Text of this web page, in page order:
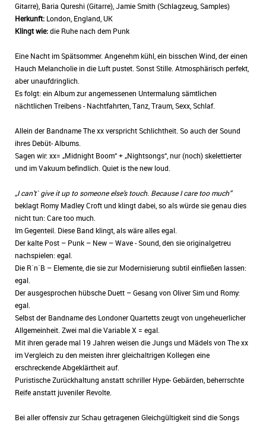
Gitarre), Baria Qureshi (Gitarre), Jamie Smith (Schlagzeug, Samples)
Herkunft: London, England, UK
Klingt wie:die Ruhe nach dem Punk
Eine Nacht im Spätsommer. Angenehm kühl, ein bisschen Wind, der einen
Hauch Melancholie in die Luft pustet. Sonst Stille. Atmosphärisch perfekt,
aber unaufdringlich.
Es folgt: ein Album zur angemessenen Untermalung sämtlichen
nächtlichen Treibens - Nachtfahrten, Tanz, Traum, Sexx, Schlaf.
Allein der Bandname The xx verspricht Schlichtheit. So auch der Sound
ihres Debüt- Albums.
Sagen wir: xx= „Midnight Boom“ + „Nightsongs“, nur (noch) skelettierter
und im Vakuum befindlich. Quiet is the new loud.
„I can’t` give it up to someone else’s touch. Because I care too much”
beklagt Romy Madley Croft und klingt dabei, so als würde sie genau dies
nicht tun: Care too much.
Im Gegenteil. Diese Band klingt, als wäre alles egal.
Der kalte Post – Punk – New – Wave - Sound, den sie originalgetreu
nachspielen: egal.
Die R`n`B – Elemente, die sie zur Modernisierung subtil einfließen lassen:
egal.
Der ausgesprochen hübsche Duett – Gesang von Oliver Sim und Romy:
egal.
Selbst der Bandname des Londoner Quartetts zeugt von ungeheuerlicher
Allgemeinheit. Zwei mal die Variable X = egal.
Mit ihren gerade mal 19 Jahren weisen die Jungs und Mädels von The xx
im Vergleich zu den meisten ihrer gleichaltrigen Kollegen eine
erschreckende Abgeklärtheit auf.
Puristische Zurückhaltung anstatt schriller Hype- Gebärden, beherrschte
Reife anstatt juveniler Revolte.
Bei aller offensiv zur Schau getragenen Gleichgültigkeit sind die Songs